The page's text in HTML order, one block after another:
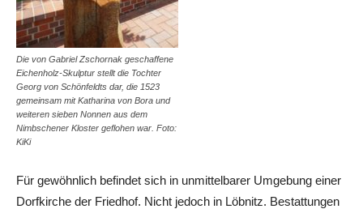
Die von Gabriel Zschornak geschaffene
Eichenholz-Skulptur stellt die Tochter
Georg von Schönfeldts dar, die 1523
gemeinsam mit Katharina von Bora und
weiteren sieben Nonnen aus dem
Nimbschener Kloster geflohen war. Foto:
KiKi
Für gewöhnlich befindet sich in unmittelbarer Umgebung einer
Dorfkirche der Friedhof. Nicht jedoch in Löbnitz. Bestattungen